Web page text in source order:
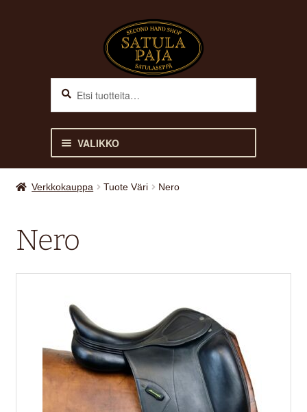
Siirry
navigointiin
Siirry
sisältöön
Haku
VALIKKO
ETUSIVU
HIRVENNAHKA
LAHJAKORTTI
Verkkokauppa Tuote Väri Nero
Nero